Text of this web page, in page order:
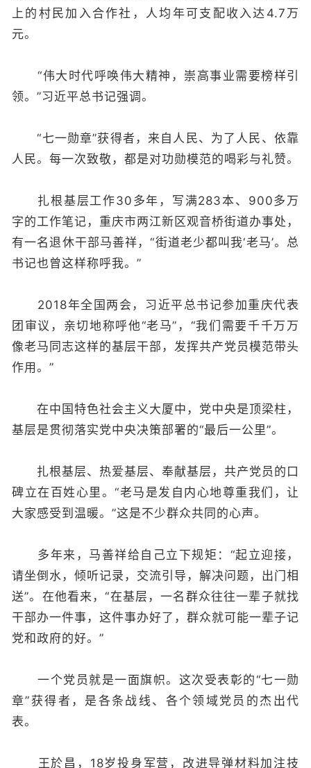
上的村民加入合作社，人均年可支配收入达4.7万
元。
“伟大时代呼唤伟大精神，崇高事业需要榜样引
领。”习近平总书记强调。
“七一勋章”获得者，来自人民、为了人民、依靠
人民。每一次致敬，都是对功勋模范的喝彩与礼赞。
扎根基层工作30多年，写满283本、900多万
字的工作笔记，重庆市两江新区观音桥街道办事处，
有一名退休干部马善祥，“街道老少都叫我‘老马’。总
书记也曾这样称呼我。”
2018年全国两会，习近平总书记参加重庆代表
团审议，亲切地称呼他“老马”，“我们需要千千万万
像老马同志这样的基层干部，发挥共产党员模范带头
作用。”
在中国特色社会主义大厦中，党中央是顶梁柱，
基层是贯彻落实党中央决策部署的“最后一公里”。
扎根基层、热爱基层、奉献基层，共产党员的口
碑立在百姓心里。“老马是发自内心地尊重我们，让
大家感受到温暖。”这是不少群众共同的心声。
多年来，马善祥给自己立下规矩：“起立迎接，
请坐倒水，倾听记录，交流引导，解决问题，出门相
送”。在他看来，“在基层，一名群众往往一辈子就找
干部办一件事，这件事办好了，群众就可能一辈子记
党和政府的好。”
一个党员就是一面旗帜。这次受表彰的“七一勋
章”获得者，是各条战线、各个领域党员的杰出代
表。
王於昌，18岁投身军营，改进导弹材料加注技